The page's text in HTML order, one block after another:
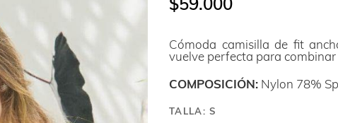
Cómoda camisilla de fit
vuelve perfecta para combinar
COMPOSICIÓN: Nylon 78%
TALLA:S